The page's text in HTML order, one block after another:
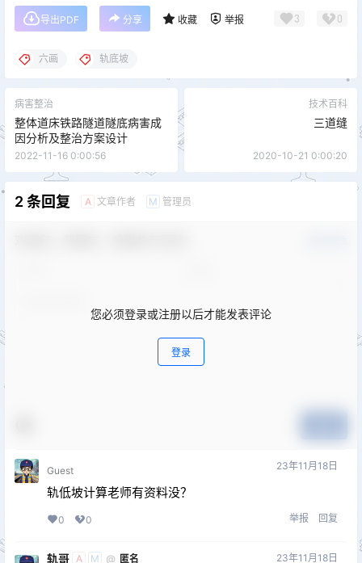
导出PDF 分享 收藏 举报 3 0
六画 轨底坡
病害整治
整体道床铁路隧道隧底病害成
因分析及整治方案设计
2022-11-16 0:00:56
技术百科
三道缝
2020-10-21 0:00:20
2 条回复 A 文章作者 M 管理员
您必须登录或注册以后才能发表评论
登录
Guest 23年11月18日
轨低坡计算老师有资料没？
0 0 举报 回复
轨哥 A M @ 匿名 23年11月18日